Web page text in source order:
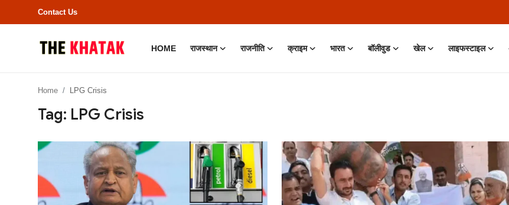
Contact Us
HOME राजस्थान राजनीति क्राइम भारत बॉलीवुड खेल लाइफस्टाइल
Home LPG Crisis
Tag: LPG Crisis